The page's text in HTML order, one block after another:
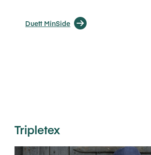
Duett MinSide
Tripletex